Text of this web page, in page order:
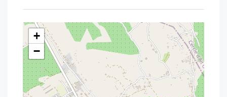
Grande superficie
Maison existante sur le terrain
Environnement naturel recherché
Fort potentiel pour projet touristique ou
résidentiel
terrain à vendre route ourika
+
−